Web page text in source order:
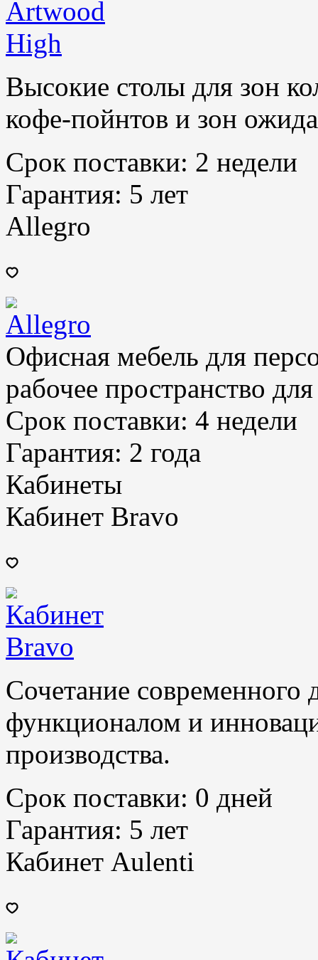
Высокие столы для зон
кофе-пойнтов и зон
Срок поставки: 2 недели
Гарантия: 5 лет
Allegro
Офисная мебель для
рабочее пространство
Срок поставки: 4 недели
Гарантия: 2 года
Кабинеты
Кабинет Bravo
Сочетание
функционалом и
производства.
Срок поставки: 0 дней
Гарантия: 5 лет
Кабинет Aulenti